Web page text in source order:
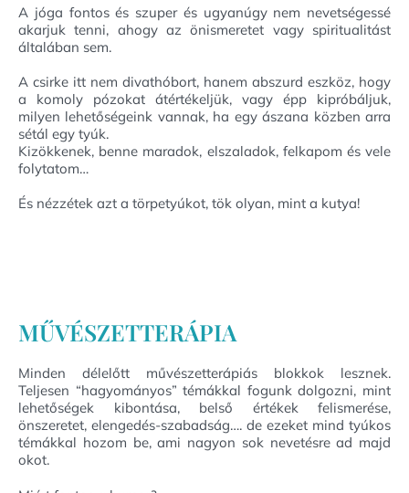
A jóga fontos és szuper és ugyanúgy nem nevetségessé
akarjuk tenni, ahogy az önismeretet vagy spiritualitást
általában sem.
A csirke itt nem divathóbort, hanem abszurd eszköz, hogy
a komoly pózokat átértékeljük, vagy épp kipróbáljuk,
milyen lehetőségeink vannak, ha egy ászana közben arra
sétál egy tyúk.
Kizökkenek, benne maradok, elszaladok, felkapom és vele
folytatom…
És nézzétek azt a törpetyúkot, tök olyan, mint a kutya!
MŰVÉSZETTERÁPIA
Minden délelőtt művészetterápiás blokkok lesznek.
Teljesen “hagyományos” témákkal fogunk dolgozni, mint
lehetőségek kibontása, belső értékek felismerése,
önszeretet, elengedés-szabadság…. de ezeket mind tyúkos
témákkal hozom be, ami nagyon sok nevetésre ad majd
okot.